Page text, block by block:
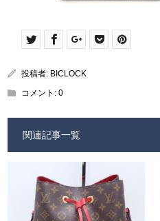
投稿者: BICLOCK
コメント:0
関連記事一覧